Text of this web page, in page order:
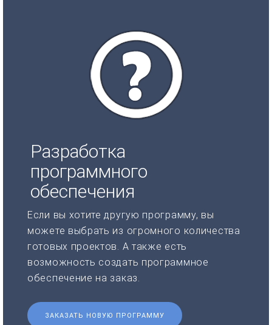
Разработка
программного
обеспечения
Если вы хотите другую программу, вы
можете выбрать из огромного количества
готовых проектов. А также есть
возможность создать программное
обеспечение на заказ.
ЗАКАЗАТЬ НОВУЮ ПРОГРАММУ